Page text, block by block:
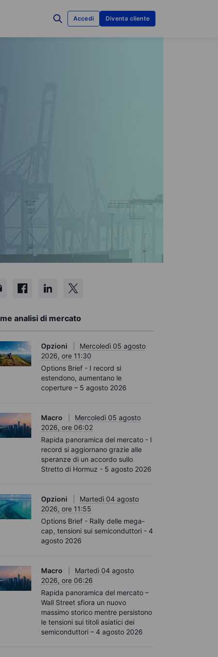
Accedi Diventa cliente
analisi di mercato
Opzioni
Mercoledì 05 agosto
2026, ore 11:30
Options Brief - I record si
estendono, aumentano le
coperture – 5 agosto 2026
Macro
Mercoledì 05 agosto
2026, ore 06:02
Rapida panoramica del mercato - I
record si aggiornano grazie alle
speranze di un accordo sullo
Stretto di Hormuz - 5 agosto 2026
Opzioni
Martedì 04 agosto
2026, ore 11:55
Options Brief - Rally delle mega-
cap, tensioni sui semiconduttori - 4
agosto 2026
Macro
Martedì 04 agosto
2026, ore 06:26
Rapida panoramica del mercato –
Wall Street sfiora un nuovo
massimo storico mentre persistono
le tensioni sui titoli asiatici dei
semiconduttori – 4 agosto 2026